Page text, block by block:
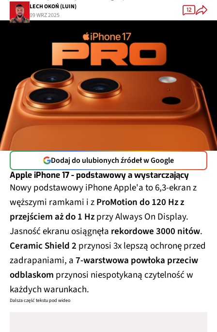
LECH OKOŃ (LUIN)
09 WRZ 2025
12
Dodaj do ulubionych źródeł w Google
Apple iPhone 17 - podstawowy a wystarczający
Nowy podstawowy iPhone Apple'a to 6,3-ekran z
węższymi ramkami i zProMotion do 120 Hz z
przejściem aż do 1 Hzprzy Always On Display.
Jasność ekranu osiągnęła rekordowe 3000 nitów.
Ceramic Shield 2 przynosi 3x lepszą ochronę przed
zadrapaniami, a7-warstwowa powłoka przeciw
odblaskom przynosi niespotykaną czytelność w
każdych warunkach.
Dalsza część tekstu pod wideo